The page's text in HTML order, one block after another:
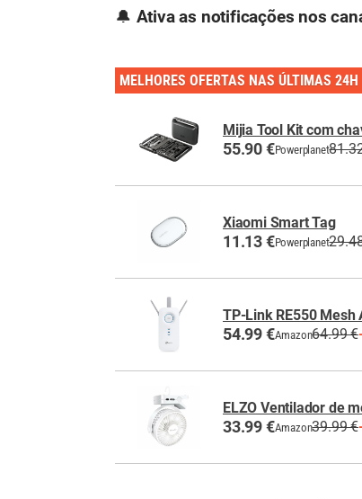
🔔 Ativa as notificações nos
MELHORES OFERTAS NAS ÚLTIMAS 24H
Mijia Tool Kit com
55.90 €Powerplanet
Xiaomi Smart Tag
11.13 €Powerplanet
TP-Link RE550 Mesh
54.99 €Amazon64.99 €
ELZO Ventilador de
33.99 €Amazon39.99 €